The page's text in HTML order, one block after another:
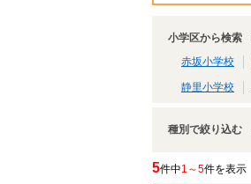
小学区から検索
赤坂小学校
静里小学校
種別で絞り込む
5件中1～5件を表示